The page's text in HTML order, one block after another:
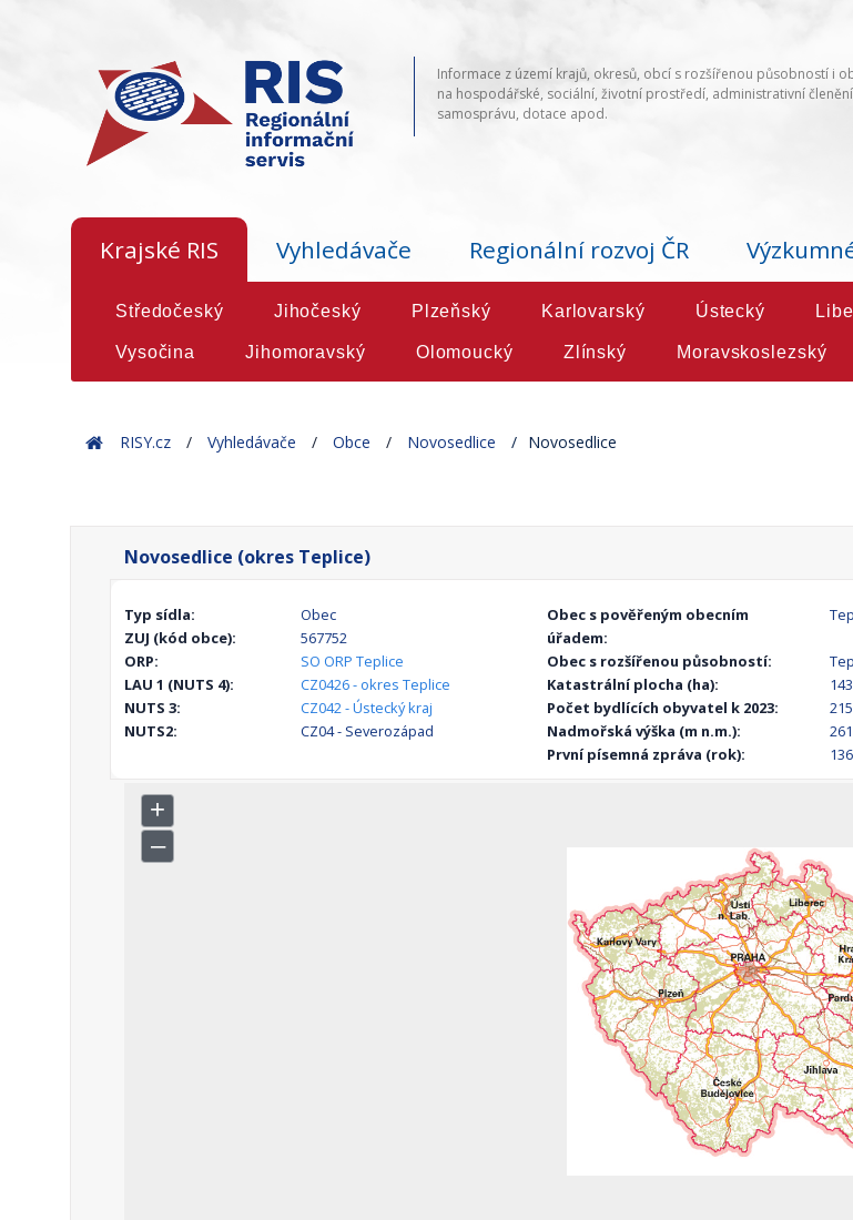
Informace z území krajů, okresů, obcí s rozšířenou působností i
na hospodářské, sociální, životní prostředí, administrativní
samosprávu, dotace apod.
Krajské RIS Vyhledávače Regionální rozvoj ČR
Středočeský Jihočeský Plzeňský Karlovarský Ústecký
Vysočina Jihomoravský Olomoucký Zlínský Moravskoslezský
HomeRISY.cz Vyhledávače Obce Novosedlice Novosedlice
Novosedlice (okres Teplice)
Typ sídla:
Obec
ZUJ (kód obce):
567752
ORP:
SO ORP Teplice
LAU 1 (NUTS 4):
CZ0426 - okres Teplice
NUTS 3:
CZ042 - Ústecký kraj
NUTS2:
CZ04 - Severozápad
Obec s pověřeným obecním
úřadem:
Obec s rozšířenou působností:
Katastrální plocha (ha):
143
Počet bydlících obyvatel k 2023:
Nadmořská výška (m n.m.):
261
První písemná zpráva (rok):